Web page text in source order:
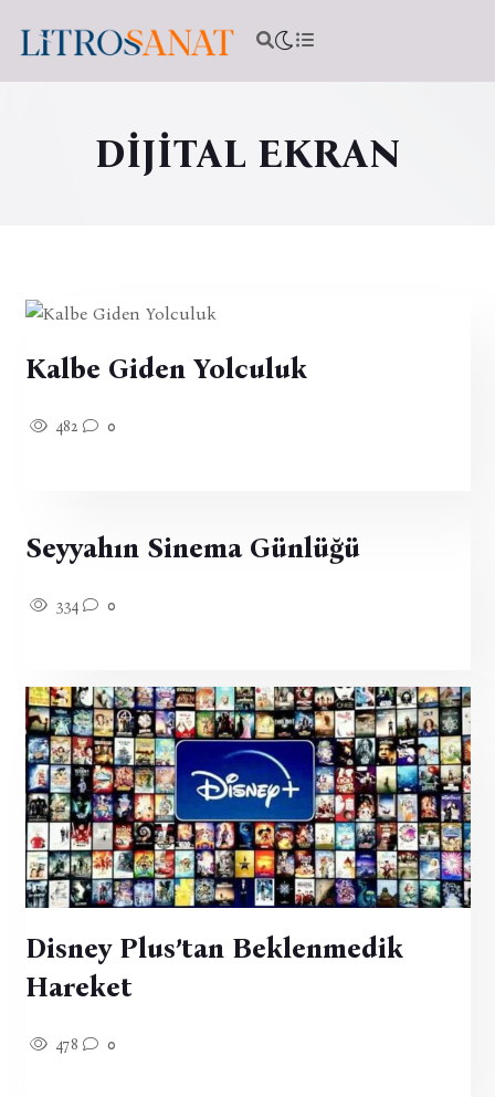
DİJİTAL EKRAN
Kalbe Giden Yolculuk
482 0
Seyyahın Sinema Günlüğü
334 0
Disney Plus’tan Beklenmedik
Hareket
478 0